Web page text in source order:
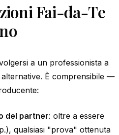
Fai-da-Te
a un professionista a
È comprensibile —
del partner: oltre a essere
qualsiasi "prova" ottenuta